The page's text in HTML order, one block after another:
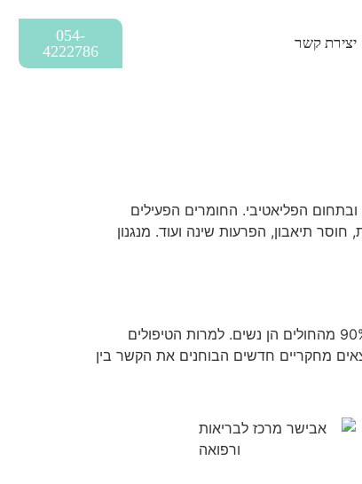
יצירת קשר
054-
4222786
ובתחום הפליאטיבי. החומרים הפעילים
תיאבון, הפרעות שינה ועוד. מנגנון
לופוס וקנאביס מבוא מחלת הלופוס (Lupus) היא מחלה אוטואימונית כרונית הפוגעת בכמיליון אנשים ברחבי העולם, כאשר כ-90% מהחולים הן נשים. למרות הטיפולים
מחקריים חדשים הבוחנים את הקשר בין